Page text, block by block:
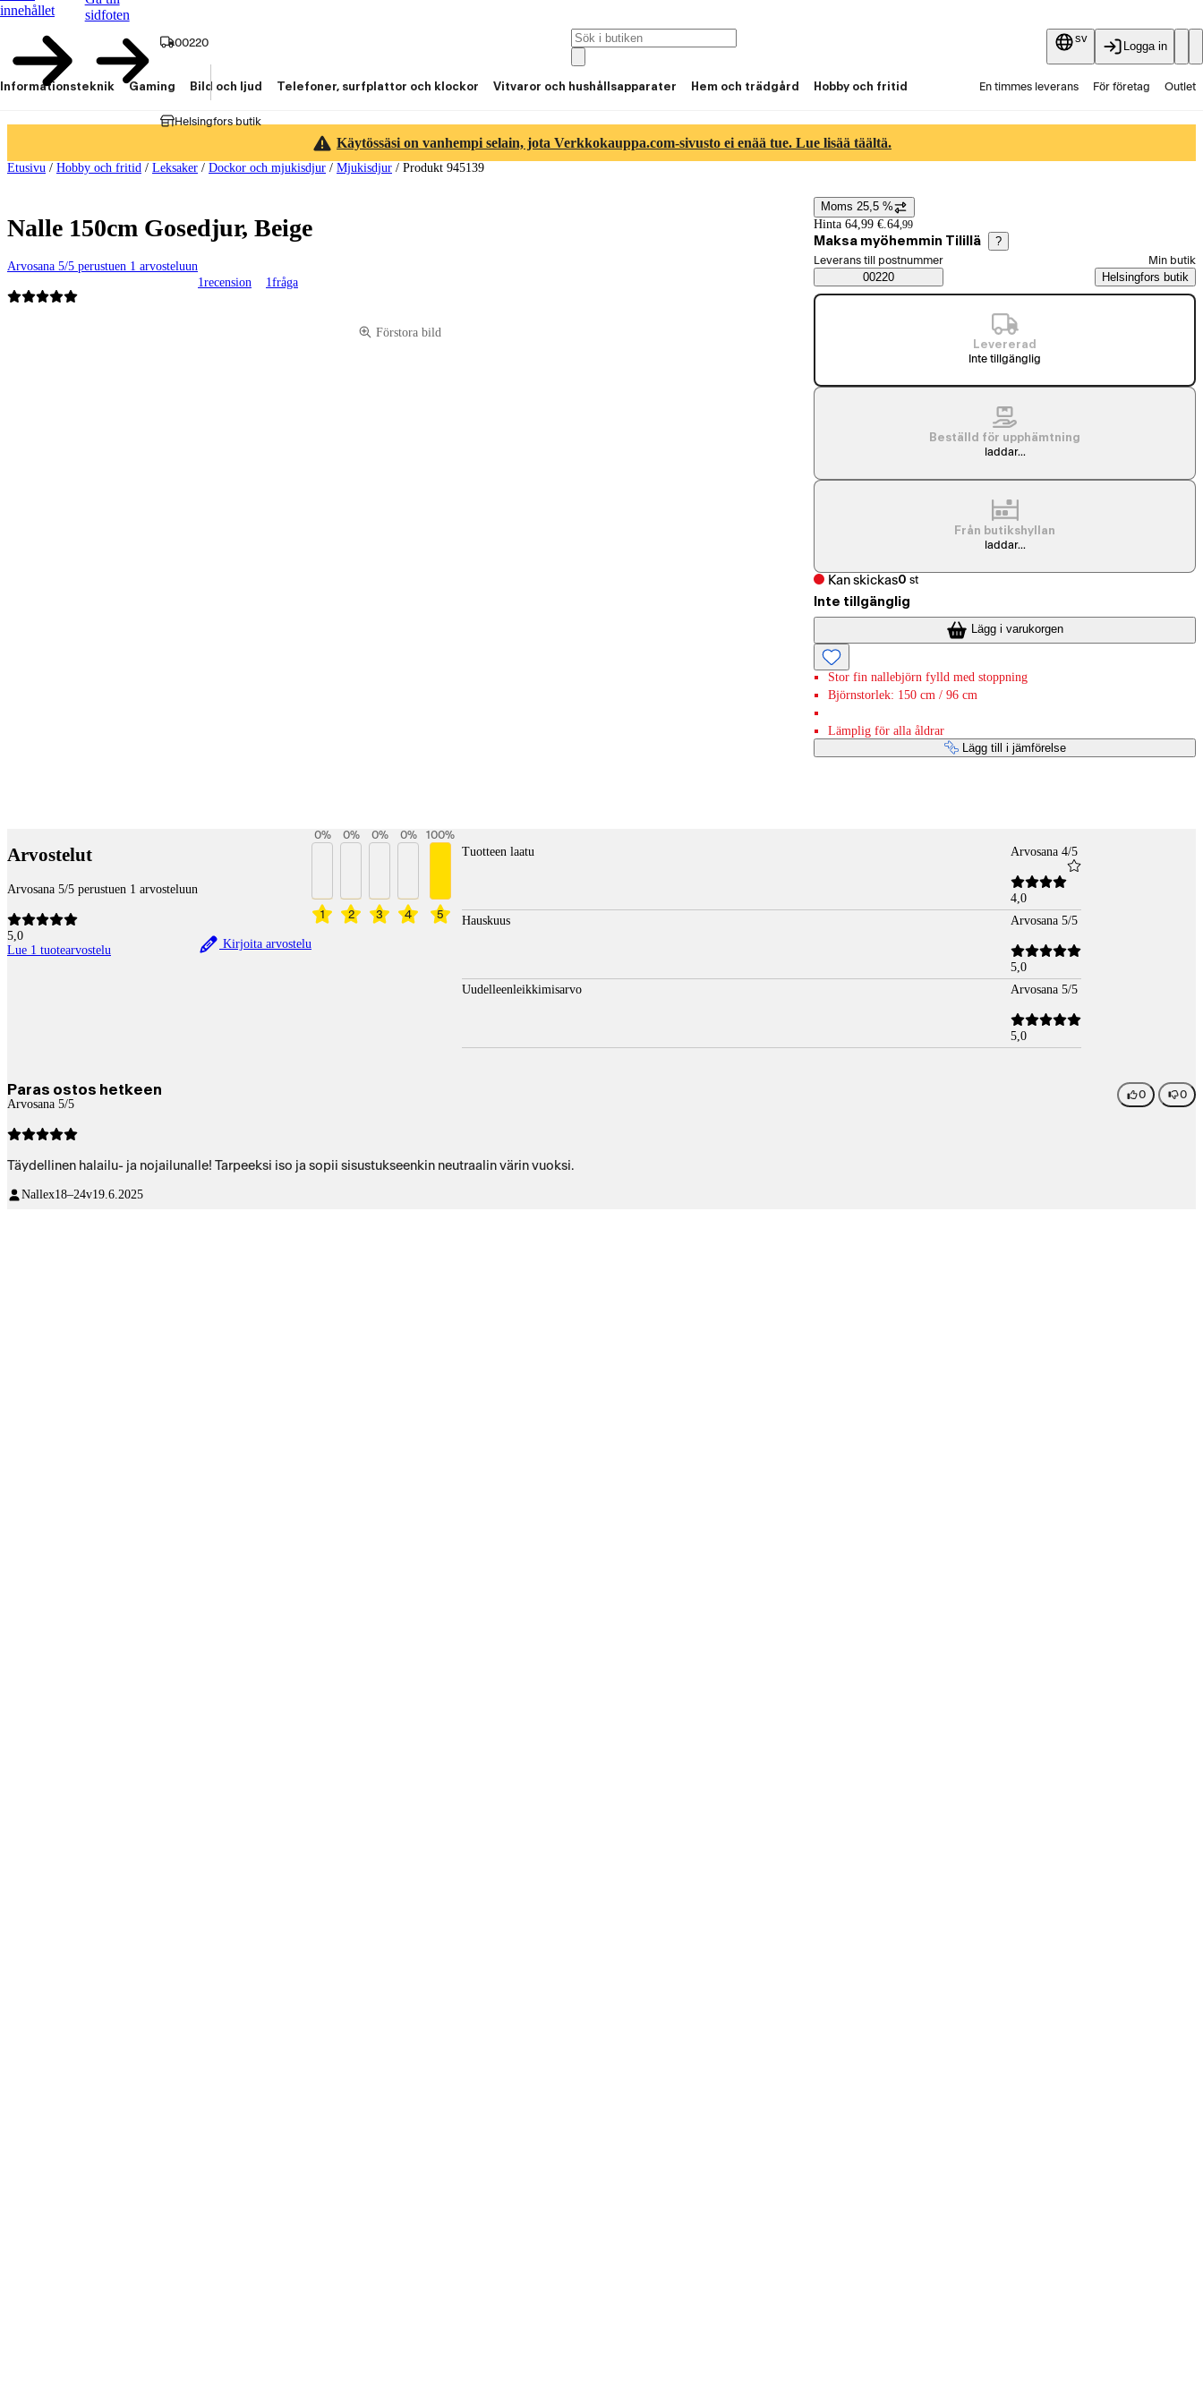
innehållet
sidfoten
00220
Helsingfors butik
sv
Logga in
Informationsteknik Gaming Bild och ljud Telefoner, surfplattor och klockor Vitvaror och hushållsapparater Hem och trädgård Hobby och fritid En timmes leverans För företag Outlet
Käytössäsi on vanhempi selain, jota Verkkokauppa.com-sivusto ei enää tue. Lue lisää täältä.
Etusivu / Hobby och fritid / Leksaker / Dockor och mjukisdjur / Mjukisdjur / Produkt 945139
Nalle 150cm Gosedjur, Beige
Arvosana 5/5 perustuen 1 arvosteluun
1recension 1fråga
Förstora bild
Prisinformation
Moms 25,5 %
Hinta 64,99 €.64,99
Maksa myöhemmin Tilillä ?
Saatavuustiedot
Välj beställningssätt
Leverans till postnummer
00220
Min butik
Helsingfors butik
Levererad
Inte tillgänglig
Beställd för upphämtning
laddar...
Från butikshyllan
laddar...
Kan skickas0 st
Inte tillgänglig
Lägg i varukorgen
Stor fin nallebjörn fylld med stoppning
Björnstorlek: 150 cm / 96 cm
Lämplig för alla åldrar
Lägg till i jämförelse
Arvostelut
Arvosana 5/5 perustuen 1 arvosteluun
5,0
Lue 1 tuotearvostelu
Kirjoita arvostelu
1
0%
2
0%
3
0%
4
0%
5
100%
Tuotteen laatu Arvosana 4/5
4,0
Hauskuus
Arvosana 5/5
5,0
Uudelleenleikkimisarvo
Arvosana 5/5
5,0
Paras ostos hetkeen
Arvosana 5/5
0 0
Täydellinen halailu- ja nojailunalle! Tarpeeksi iso ja sopii sisustukseenkin neutraalin värin vuoksi.
Nallex18–24v19.6.2025